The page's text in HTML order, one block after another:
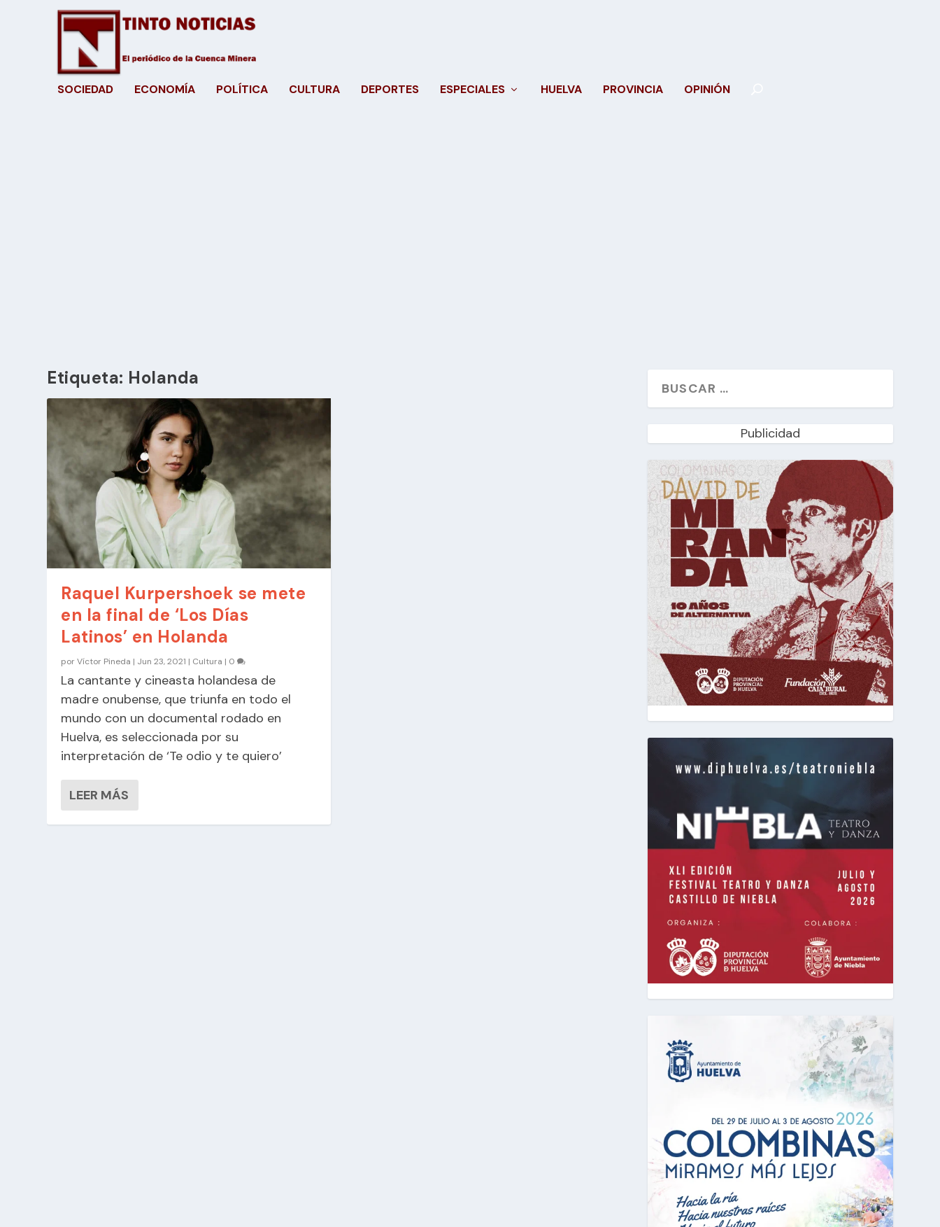
SOCIEDAD ECONOMÍA POLÍTICA CULTURA DEPORTES ESPECIALES HUELVA PROVINCIA OPINIÓN
Etiqueta: Holanda
Raquel Kurpershoek se mete
en la final de ‘Los Días
Latinos’ en Holanda
porVíctor Pineda | Jun 23, 2021 | Cultura | 0
La cantante y cineasta holandesa de
madre onubense, que triunfa en todo el
mundo con un documental rodado en
Huelva, es seleccionada por su
interpretación de ‘Te odio y te quiero’
LEER MÁS
Publicidad